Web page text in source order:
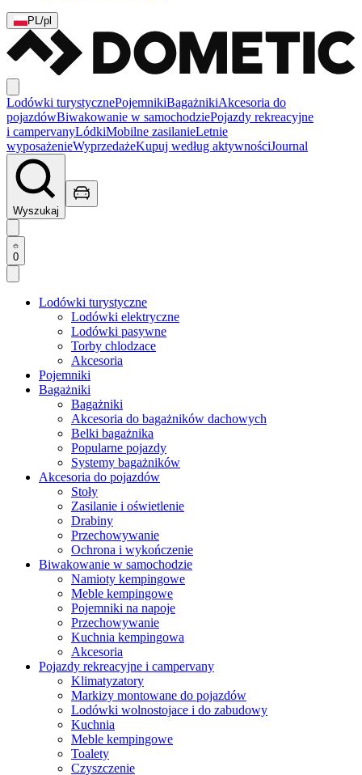
PL/pl
Lodówki turystycznePojemnikiBagażnikiAkcesoria do
pojazdówBiwakowanie w samochodziePojazdy rekreacyjne
i campervanyLódkiMobilne zasilanieLetnie
wyposażenieWyprzedażeKupuj według aktywnościJournal
Wyszukaj
0
Lodówki turystyczne
Lodówki elektryczne
Lodówki pasywne
Torby chlodzace
Akcesoria
Pojemniki
Bagażniki
Bagażniki
Akcesoria do bagażników dachowych
Belki bagażnika
Popularne pojazdy
Systemy bagażników
Akcesoria do pojazdów
Stoły
Zasilanie i oświetlenie
Drabiny
Przechowywanie
Ochrona i wykończenie
Biwakowanie w samochodzie
Namioty kempingowe
Meble kempingowe
Pojemniki na napoje
Przechowywanie
Kuchnia kempingowa
Akcesoria
Pojazdy rekreacyjne i campervany
Klimatyzatory
Markizy montowane do pojazdów
Lodówki wolnostojace i do zabudowy
Kuchnia
Meble kempingowe
Toalety
Czyszczenie